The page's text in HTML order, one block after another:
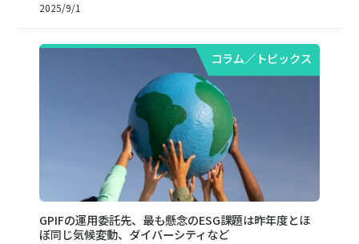
2025/9/1
コラム／トピックス
GPIFの運用委託先、最も懸念のESG課題は昨年度とほ
ぼ同じ気候変動、ダイバーシティなど